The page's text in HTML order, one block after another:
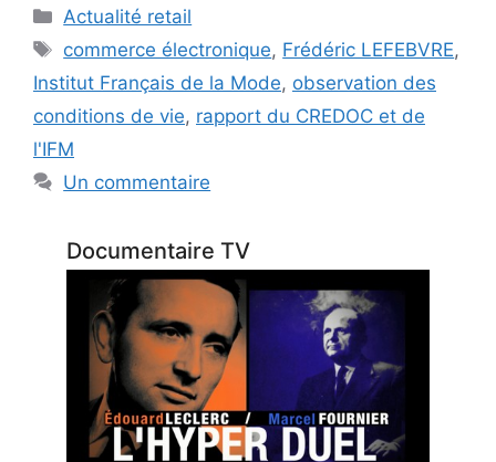
Catégories
Actualité retail
Étiquettes
commerce électronique, Frédéric LEFEBVRE,
Institut Français de la Mode, observation des
conditions de vie, rapport du CREDOC et de
l'IFM
Un commentaire
Documentaire TV